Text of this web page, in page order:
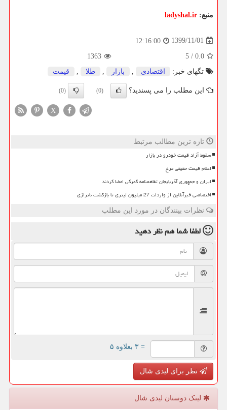
منبع: ladyshal.ir
1399/11/01
12:16:00
0.0
/
5
1363
تگهای خبر:
اقتصادی بازار طلا قیمت
این مطلب را می پسندید؟ (0)
(0)
X
تازه ترین مطالب مرتبط
سقوط آزاد قیمت خودرو در بازار
اعلام قیمت حقیقی مرغ
ایران و جمهوری آذربایجان تفاهمنامه گمرکی امضا کردند
اختصاصی خبرآنلاین از واردات 27 میلیون لیتری تا بازگشت ناترازی
نظرات بینندگان در مورد این مطلب
لطفا شما همنظر دهید
= ۳ بعلاوه ۵
نظر برای لیدی شال
لینک دوستان لیدی شال